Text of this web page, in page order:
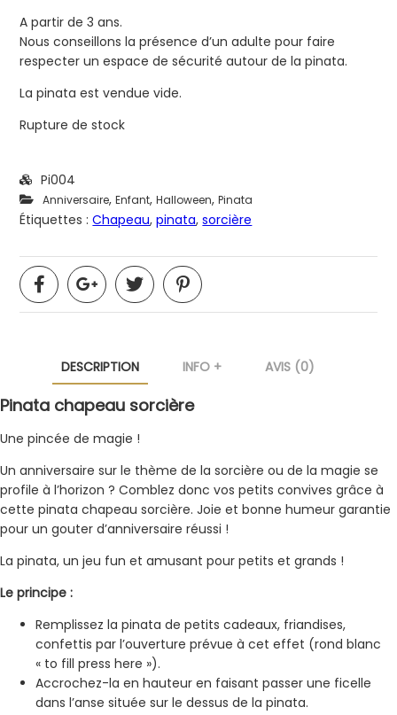
A partir de 3 ans.
Nous conseillons la présence d’un adulte pour faire
respecter un espace de sécurité autour de la pinata.
La pinata est vendue vide.
Rupture de stock
Pi004
Anniversaire,Enfant,Halloween,Pinata
Étiquettes :Chapeau,pinata,sorcière
DESCRIPTION INFO + AVIS (0)
Pinata chapeau sorcière
Une pincée de magie !
Un anniversaire sur le thème de la sorcière ou de la magie se
profile à l’horizon ? Comblez donc vos petits convives grâce à
cette pinata chapeau sorcière. Joie et bonne humeur garantie
pour un gouter d’anniversaire réussi !
La pinata, un jeu fun et amusant pour petits et grands !
Le principe :
Remplissez la pinata de petits cadeaux, friandises,
confettis par l’ouverture prévue à cet effet (rond blanc
« to fill press here »).
Accrochez-la en hauteur en faisant passer une ficelle
dans l’anse située sur le dessus de la pinata.